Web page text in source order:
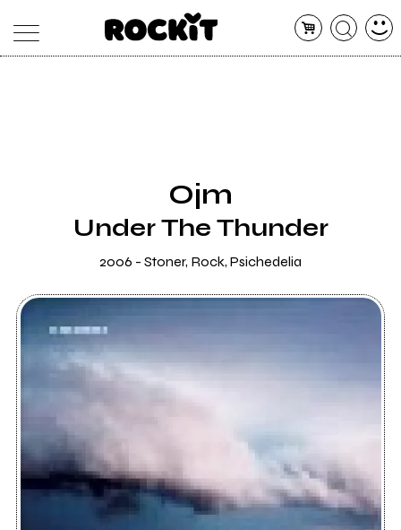
RADIO
Ojm
Under The Thunder
2006 - Stoner, Rock, Psichedelia